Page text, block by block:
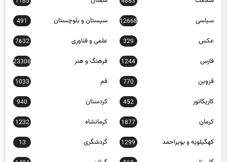
سیاسی 12668 سیستان و بلوچستان 491
عکس 329 علمی و فناوری 7632
فارس 1244 فرهنگ و هنر 23306
قزوین 770 قم 1033
کاریکاتور 452 کردستان 940
کرمان 1877 کرمانشاه 1232
کهگیلویه و بویراحمد 1299 گردشگری 13
گلستان 568 گیلان 1404